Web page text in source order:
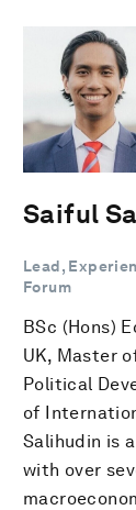
Saiful
Lead,
Forum
BSc (Hons)
UK, Master
Political
of
Salihudin is
with over